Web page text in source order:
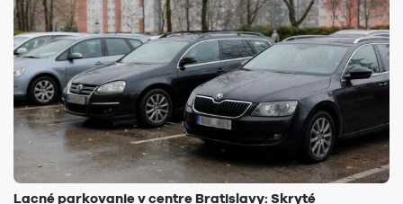
Lacné parkovanie v centre Bratislavy: Skryté